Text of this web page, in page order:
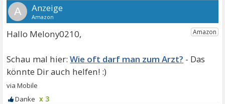
A
Hallo Melony0210,
Wie oft darf man zum Arzt?
x 3